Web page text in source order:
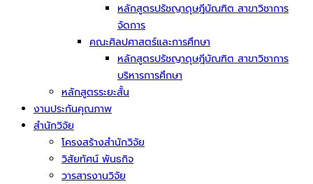
หลักสูตรปรัชญาดุษฎีบัณฑิต สาขาวิชาการ
จัดการ
คณะศิลปศาสตร์และการศึกษา
หลักสูตรปรัชญาดุษฎีบัณฑิต สาขาวิชาการ
บริหารการศึกษา
หลักสูตรระยะสั้น
งานประกันคุณภาพ
สำนักวิจัย
โครงสร้างสำนักวิจัย
วิสัยทัศน์ พันธกิจ
วารสารงานวิจัย